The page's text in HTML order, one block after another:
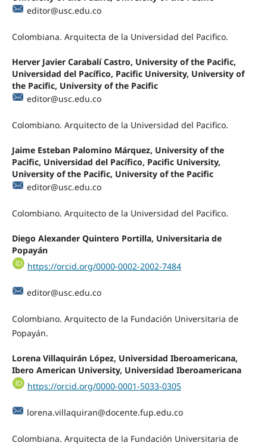
editor@usc.edu.co
Colombiana. Arquitecta de la Universidad del Pacifico.
Herver Javier Carabalí Castro, University of the Pacific,
Universidad del Pacífico, Pacific University, University of
the Pacific, University of the Pacific
editor@usc.edu.co
Colombiano. Arquitecto de la Universidad del Pacifico.
Jaime Esteban Palomino Márquez, University of the
Pacific, Universidad del Pacífico, Pacific University,
University of the Pacific, University of the Pacific
editor@usc.edu.co
Colombiano. Arquitecto de la Universidad del Pacifico.
Diego Alexander Quintero Portilla, Universitaria de
Popayán
https://orcid.org/0000-0002-2002-7484
editor@usc.edu.co
Colombiano. Arquitecto de la Fundación Universitaria de
Popayán.
Lorena Villaquirán López, Universidad Iberoamericana,
Ibero American University, Universidad Iberoamericana
https://orcid.org/0000-0001-5033-0305
lorena.villaquiran@docente.fup.edu.co
Colombiana. Arquitecta de la Fundación Universitaria de